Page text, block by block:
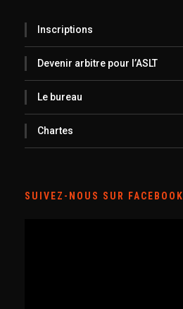
Inscriptions
Devenir arbitre pour l’ASLT
Le bureau
Chartes
SUIVEZ-NOUS SUR FACEBOOK